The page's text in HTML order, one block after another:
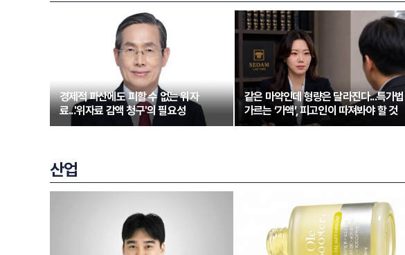
경제적 파산에도 피할 수 없는 위자
료...'위자료 감액 청구'의 필요성
같은 마약인데 형량은 달라진다...특가법
가르는 ‘가액’, 피고인이 따져봐야 할 것
산업